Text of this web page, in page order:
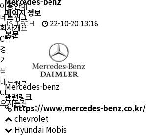
이용안내
네트워크
회사개요
CEO
경영이념 및 비전
기업연혁
품질경영
네트워크
CI
오시는길
페이지 정보
JS TECH
22-10-20 13:18
본문
Mercedes-benz
관련링크
https://www.mercedes-benz.co.kr/
chevrolet
Hyundai Mobis